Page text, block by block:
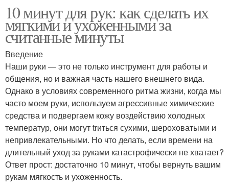
10 минут для рук: как сделать их
мягкими и ухоженными за
считанные минуты
Введение
Наши руки — это не только инструмент для работы и
общения, но и важная часть нашего внешнего вида.
Однако в условиях современного ритма жизни, когда мы
часто моем руки, используем агрессивные химические
средства и подвергаем кожу воздействию холодных
температур, они могут trиться сухими, шероховатыми и
непривлекательными. Но что делать, если времени на
длительный уход за руками катастрофически не хватает?
Ответ прост: достаточно 10 минут, чтобы вернуть вашим
рукам мягкость и ухоженность.